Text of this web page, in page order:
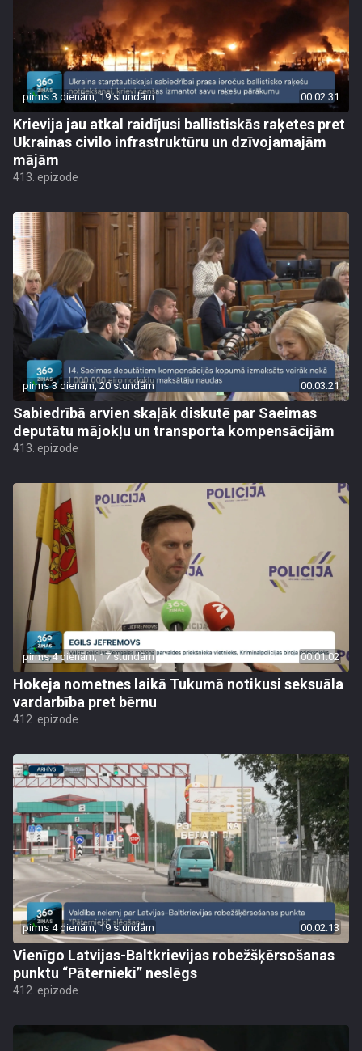
pirms 3 dienām, 19 stundām 00:02:31
Krievija jau atkal raidījusi ballistiskās raķetes pret
Ukrainas civilo infrastruktūru un dzīvojamajām
mājām
413. epizode
pirms 3 dienām, 20 stundām 00:03:21
Sabiedrībā arvien skaļāk diskutē par Saeimas
deputātu mājokļu un transporta kompensācijām
413. epizode
pirms 4 dienām, 17 stundām 00:01:02
Hokeja nometnes laikā Tukumā notikusi seksuāla
vardarbība pret bērnu
412. epizode
pirms 4 dienām, 19 stundām 00:02:13
Vienīgo Latvijas-Baltkrievijas robežšķērsošanas
punktu “Pāternieki” neslēgs
412. epizode